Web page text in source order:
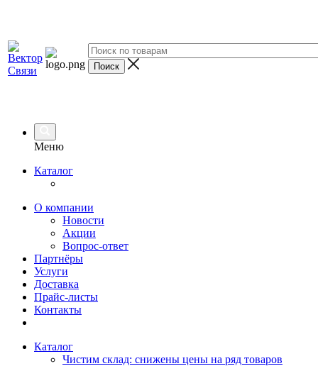
Меню
Каталог
О компании
Новости
Акции
Вопрос-ответ
Партнёры
Услуги
Доставка
Прайс-листы
Контакты
Каталог
Чистим склад: снижены цены на ряд товаров